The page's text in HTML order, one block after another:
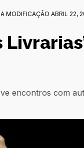
MODIFICAÇÃO ABRIL 22,
encontros com